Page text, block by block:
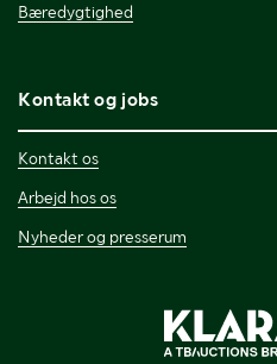
Bæredygtighed
Kontakt og jobs
Kontakt os
Arbejd hos os
Nyheder og presserum